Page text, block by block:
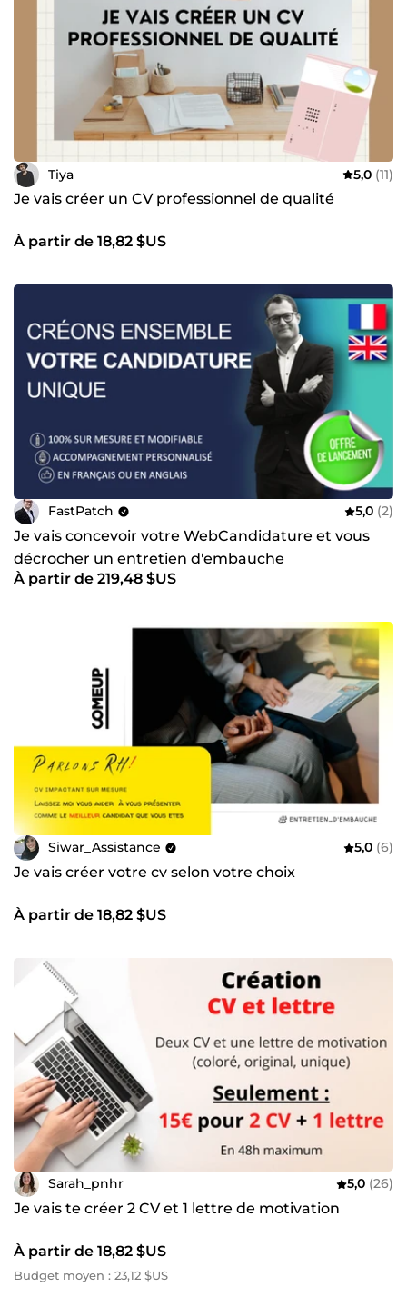
Tiya 5,0 (11)
Je vais créer un CV professionnel de qualité
À partir de 18,82 $US
FastPatch 5,0 (2)
Je vais concevoir votre WebCandidature et vous
décrocher un entretien d'embauche
À partir de 219,48 $US
Siwar_Assistance 5,0 (6)
Je vais créer votre cv selon votre choix
À partir de 18,82 $US
Sarah_pnhr 5,0 (26)
Je vais te créer 2 CV et 1 lettre de motivation
À partir de 18,82 $US
Budget moyen : 23,12 $US